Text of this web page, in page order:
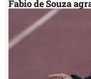
Fabio de Souza